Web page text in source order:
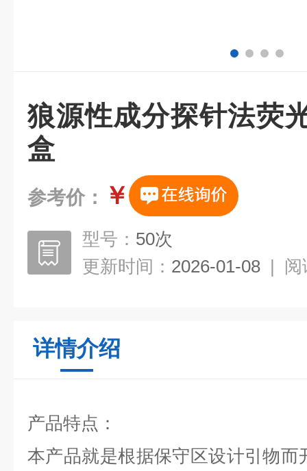
狼源性成分探针法荧
盒
参考价： ￥
型号： 50次
更新时间： 2026-01-08 | 阅
详情介绍
产品特点：
本产品就是根据保守区设计引物而